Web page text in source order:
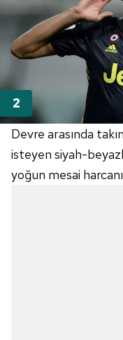
Devre arasında
isteyen siyah-
yoğun mesai